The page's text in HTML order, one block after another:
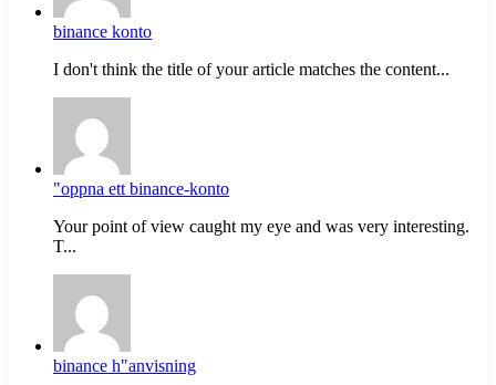
binance konto
I don't think the title of your article matches the content...
"oppna ett binance-konto
Your point of view caught my eye and was very interesting.
T...
binance h"anvisning